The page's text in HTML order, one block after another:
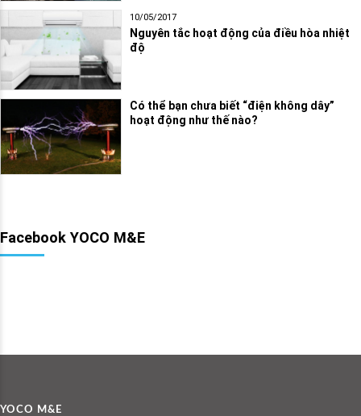
10/05/2017
Nguyên tắc hoạt động của điều hòa nhiệt
độ
Có thể bạn chưa biết “điện không dây”
hoạt động như thế nào?
Facebook YOCO M&E
YOCO M&E